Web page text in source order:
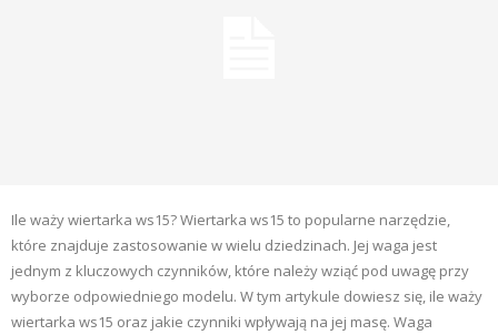
Ile waży wiertarka ws15? Wiertarka ws15 to popularne narzędzie,
które znajduje zastosowanie w wielu dziedzinach. Jej waga jest
jednym z kluczowych czynników, które należy wziąć pod uwagę przy
wyborze odpowiedniego modelu. W tym artykule dowiesz się, ile waży
wiertarka ws15 oraz jakie czynniki wpływają na jej masę. Waga